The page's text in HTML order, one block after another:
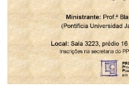
Ministério do Desenvolvimento
Controladoria-Geral da União
Ministério da Mulher, da Família e